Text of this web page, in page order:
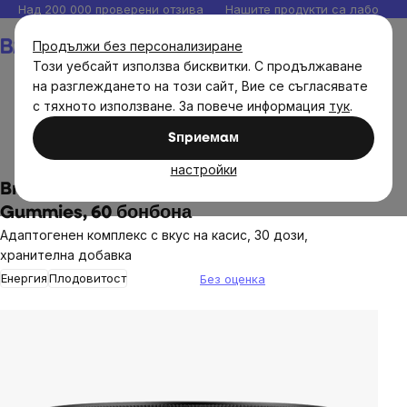
Продължи без персонализиране
Този уебсайт използва бисквитки. С продължаване
на разглеждането на този сайт, Вие се съгласявате
с тяхното използване. За повече информация тук.
Sпpиeмaм
настройки
Прескочи
към
съдържанието
Над 200 000 проверени отзива Нашите продукти са
Brainmax хранителни добавки
Адаптогени
BrainMax Shilajit & Ashwagandha
Gummies, 60 бонбона
Адаптогенен комплекс с вкус на касис, 30 дози,
хранителна добавка
ЕнергияПлодовитост Без оценка